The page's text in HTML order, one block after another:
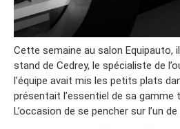
Cette semaine au salon Equipauto,
stand de Cedrey, le spécialiste de
l’équipe avait mis les petits plats
présentait l’essentiel de sa gamme
L’occasion de se pencher sur l’un